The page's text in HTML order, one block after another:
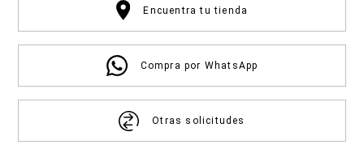
Encuentra tu tienda
Compra por WhatsApp
Otras solicitudes